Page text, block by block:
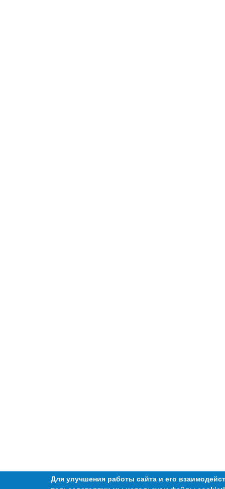
Для улучшения работы сайта и его